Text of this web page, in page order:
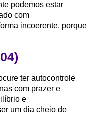
podemos estar
com
incoerente, porque
ter autocontrole
com prazer e
e
um dia cheio de